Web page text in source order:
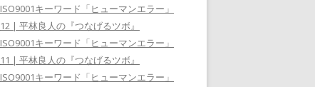
ISO9001キーワード「ヒューマンエラー」
12 | 平林良人の『つなげるツボ』
ISO9001キーワード「ヒューマンエラー」
11 | 平林良人の『つなげるツボ』
ISO9001キーワード「ヒューマンエラー」